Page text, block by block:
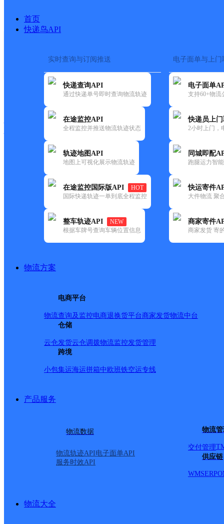
首页
快递鸟API
实时查询与订阅推送
快递查询API
通过快递单号即时查询物流轨迹
在途监控API
全程监控并推送物流轨迹状态
轨迹地图API
地图上可视化展示物流轨迹
在途监控国际版API
HOT
国际快递轨迹一单到底全程监控
整车轨迹API
NEW
根据车牌号查询车辆位置信息
电子面单与上门
电子面单
支持60+物流
快递员上
2小时上门，
同城即配
跑腿运力智
快运寄件
大件物流 聚
商家寄件
商家发货 寄
物流方案
电商平台
物流查询及监控电商退换货平台商家发货物流中台
仓储
云仓发货云仓调拨物流监控发货管理
跨境
小包集运海运拼箱中欧班铁空运专线
产品服务
物流数据
物流轨迹API电子面单API
服务时效API
物流
交付管理
供应链
WMSERP
物流大全
快运大全 快递时效
邮政
垤玛邮政所
更新时间：2021-12-03 00:00:00
所属快递：邮政国内
所属区域：云南省-红河哈尼族彝族自治州-红河县
网点地址：红河县垤玛乡正街
网点负责人：